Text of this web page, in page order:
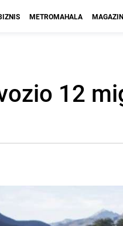
METROMAHALA MAGAZIN
12